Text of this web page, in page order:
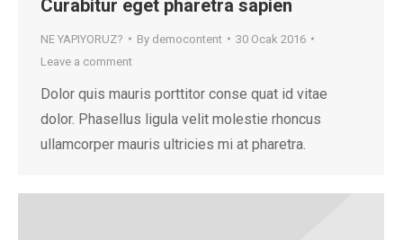
Curabitur eget pharetra sapien
NE YAPIYORUZ? By democontent
30 Ocak 2016
Leave a comment
Dolor quis mauris porttitor conse quat id vitae
dolor. Phasellus ligula velit molestie rhoncus
ullamcorper mauris ultricies mi at pharetra.